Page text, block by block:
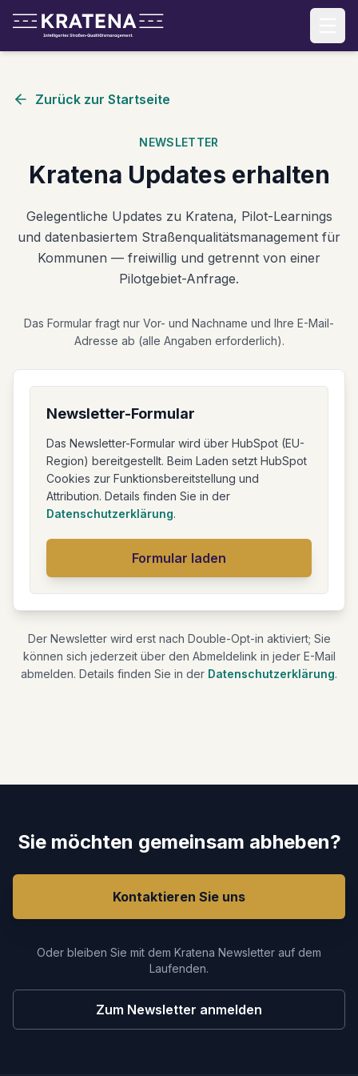
Zurück zur Startseite
NEWSLETTER
Kratena Updates erhalten
Gelegentliche Updates zu Kratena, Pilot-Learnings
und datenbasiertem Straßenqualitätsmanagement für
Kommunen — freiwillig und getrennt von einer
Pilotgebiet-Anfrage.
Das Formular fragt nur Vor- und Nachname und Ihre E-Mail-
Adresse ab (alle Angaben erforderlich).
Newsletter-Formular
Das Newsletter-Formular wird über HubSpot (EU-
Region) bereitgestellt. Beim Laden setzt HubSpot
Cookies zur Funktionsbereitstellung und
Attribution. Details finden Sie in der
Datenschutzerklärung.
Formular laden
Der Newsletter wird erst nach Double-Opt-in aktiviert; Sie
können sich jederzeit über den Abmeldelink in jeder E-Mail
abmelden. Details finden Sie in der Datenschutzerklärung.
Sie möchten gemeinsam abheben?
Kontaktieren Sie uns
Oder bleiben Sie mit dem Kratena Newsletter auf dem
Laufenden.
Zum Newsletter anmelden